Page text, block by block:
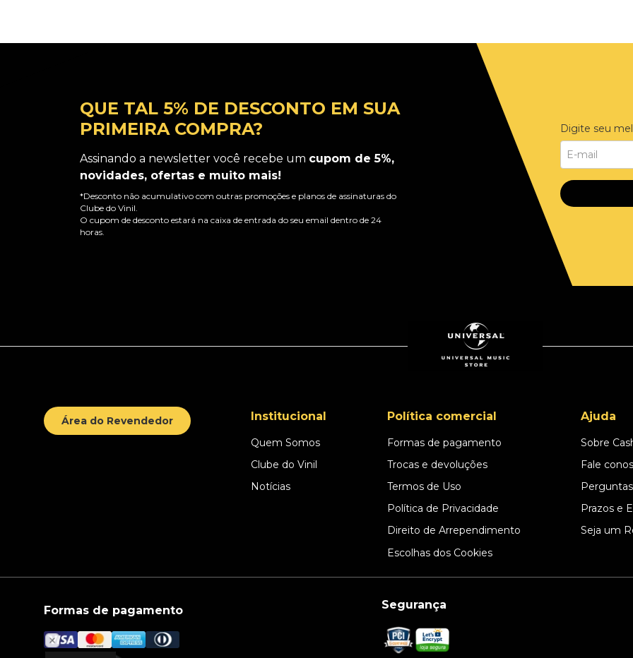
QUE TAL 5% DE DESCONTO EM SUA
PRIMEIRA COMPRA?
Assinando a newsletter você recebe um cupom de 5%,
novidades, ofertas e muito mais!
*Desconto não acumulativo com outras promoções e planos de assinaturas do
Clube do Vinil.
O cupom de desconto estará na caixa de entrada do seu email dentro de 24
horas.
Digite seu
Área do Revendedor Institucional
Quem Somos
Clube do Vinil
Notícias
Política comercial
Formas de pagamento
Trocas e devoluções
Termos de Uso
Política de Privacidade
Direito de Arrependimento
Escolhas dos Cookies
Ajuda
Sobre
Fale
Prazos e
Seja um
Formas de pagamento Segurança